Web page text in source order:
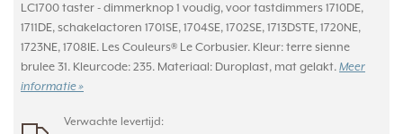
LC1700 taster - dimmerknop 1 voudig, voor tastdimmers 1710DE,
1711DE, schakelactoren 1701SE, 1704SE, 1702SE, 1713DSTE, 1720NE,
1723NE, 1708IE. Les Couleurs® Le Corbusier. Kleur: terre sienne
brulee 31. Kleurcode: 235. Materiaal: Duroplast, mat gelakt. Meer
informatie »
Verwachte levertijd: